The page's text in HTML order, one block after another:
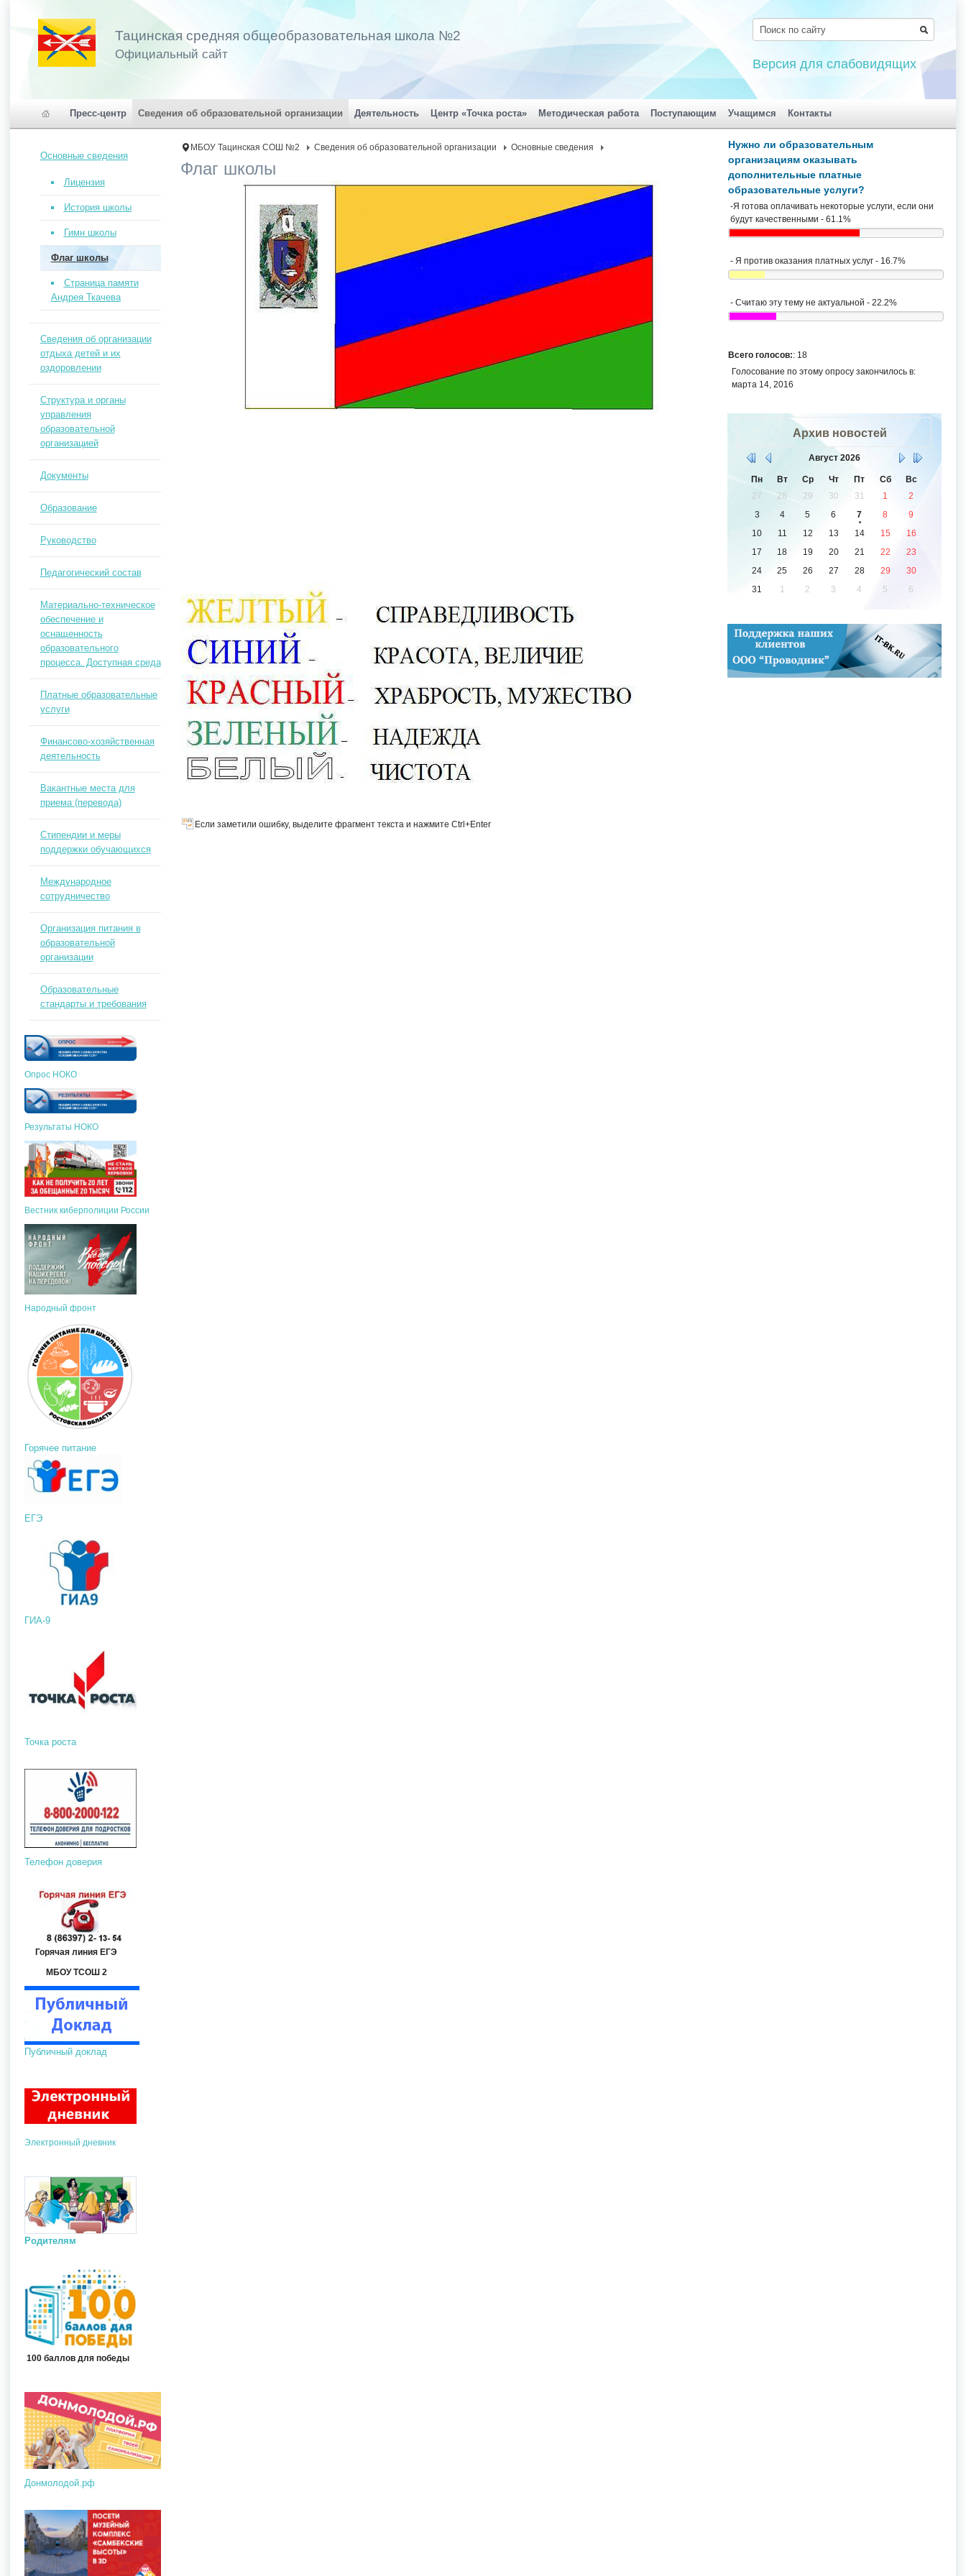
Тацинская средняя общеобразовательная школа №2
Официальный сайт
Версия для слабовидящих
Пресс-центр Сведения об образовательной организации Деятельность Центр «Точка роста» Методическая работа Поступающим Учащимся Контакты
МБОУ Тацинская СОШ №2 Сведения об образовательной организации Основные сведения
Флаг школы
Если заметили ошибку, выделите фрагмент текста и нажмите Ctrl+Enter
Основные сведения
Лицензия
История школы
Гимн школы
Флаг школы
Страница памяти
Андрея Ткачева
Сведения об организации
отдыха детей и их
оздоровлении
Структура и органы
управления
образовательной
организацией
Документы
Образование
Руководство
Педагогический состав
Материально-техническое
обеспечение и
оснащенность
образовательного
процесса. Доступная среда
Платные образовательные
услуги
Финансово-хозяйственная
деятельность
Вакантные места для
приема (перевода)
Стипендии и меры
поддержки обучающихся
Международное
сотрудничество
Организация питания в
образовательной
организации
Образовательные
стандарты и требования
Опрос НОКО
Результаты НОКО
Вестник киберполиции России
Народный фронт
Горячее питание
ЕГЭ
ГИА-9
Точка роста
Телефон доверия
Горячая линия ЕГЭ
МБОУ ТСОШ 2
Публичный доклад
Электронный дневник
Родителям
100 баллов для победы
Донмолодой.рф
Нужно ли образовательным
организациям оказывать
дополнительные платные
образовательные услуги?
-Я готова оплачивать некоторые услуги, если они
будут качественными - 61.1%
- Я против оказания платных услуг - 16.7%
- Считаю эту тему не актуальной - 22.2%
Всего голосов:: 18
Голосование по этому опросу закончилось в:
марта 14, 2016
Архив новостей
Август 2026
Пн Вт Ср Чт Пт Сб
Вс
27
28 29 30 31 1
2
3
4 5 6 7 8
9
10
11 12 13 14 15
16
17
18 19 20 21 22
23
24
25 26 27 28 29
30
31
1 2 3 4 5 6